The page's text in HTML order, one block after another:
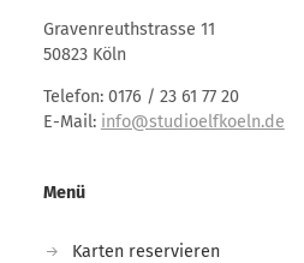
Gravenreuthstrasse 11
50823 Köln
Telefon: 0176 / 23 61 77 20
E-Mail: info@studioelfkoeln.de
Menü
Karten reservieren